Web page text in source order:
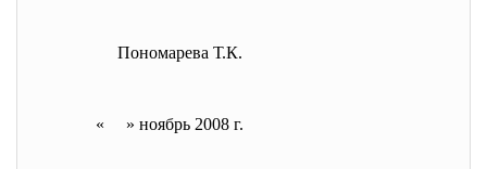
Пономарева Т.К.
« » ноябрь 2008 г.